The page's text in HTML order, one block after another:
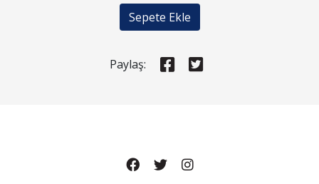
Sepete Ekle
Paylaş: